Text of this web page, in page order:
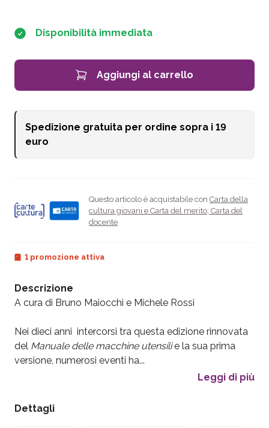
Disponibilità immediata
Aggiungi al carrello
Spedizione gratuita per ordine sopra i 19
euro
Questo articolo è acquistabile con Carta della
cultura giovani e Carta del merito, Carta del
docente
1 promozione attiva
Descrizione
A cura di Bruno Maiocchi e Michele Rossi
Nei dieci anni intercorsi tra questa edizione rinnovata
del Manuale delle macchine utensilie la sua prima
versione, numerosi eventi ha...
Leggi di più
Dettagli